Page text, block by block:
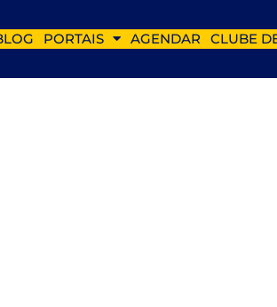
PORTAIS AGENDAR CLUBE